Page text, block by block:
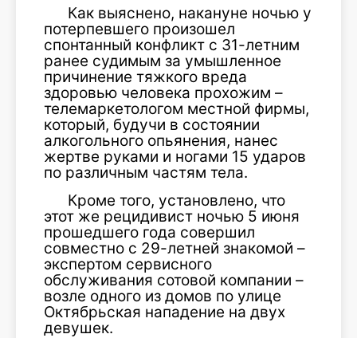
Как выяснено, накануне ночью у
потерпевшего произошел
спонтанный конфликт с 31-летним
ранее судимым за умышленное
причинение тяжкого вреда
здоровью человека прохожим –
телемаркетологом местной фирмы,
который, будучи в состоянии
алкогольного опьянения, нанес
жертве руками и ногами 15 ударов
по различным частям тела.
Кроме того, установлено, что
этот же рецидивист ночью 5 июня
прошедшего года совершил
совместно с 29-летней знакомой –
экспертом сервисного
обслуживания сотовой компании –
возле одного из домов по улице
Октябрьская нападение на двух
девушек.